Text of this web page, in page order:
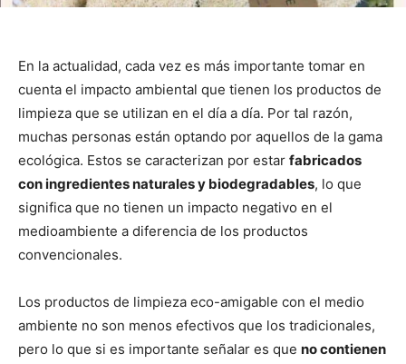
En la actualidad, cada vez es más importante tomar en
cuenta el impacto ambiental que tienen los productos de
limpieza que se utilizan en el día a día. Por tal razón,
muchas personas están optando por aquellos de la gama
ecológica. Estos se caracterizan por estar fabricados
con ingredientes naturales y biodegradables, lo que
significa que no tienen un impacto negativo en el
medioambiente a diferencia de los productos
convencionales.
Los productos de limpieza eco-amigable con el medio
ambiente no son menos efectivos que los tradicionales,
pero lo que si es importante señalar es que no contienen